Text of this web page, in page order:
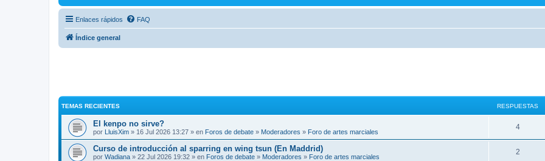
Enlaces rápidos FAQ
Índice general
TEMAS RECIENTES RESPUESTAS
El kenpo no sirve?
por LluisXim » 16 Jul 2026 13:27 » en Foros de debate » Moderadores » Foro de artes marciales
4
Curso de introducción al sparring en wing tsun (En Maddrid)
por Wadiana » 22 Jul 2026 19:32 » en Foros de debate » Moderadores » Foro de artes marciales
2